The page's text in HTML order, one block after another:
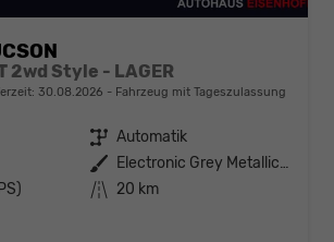
2wd Style - LAGER
30.08.2026 Fahrzeug mit Tageszulassung
Getriebe Automatik
Außenfarbe
Electronic Grey Metallic ()
Kilometerstand 20 km